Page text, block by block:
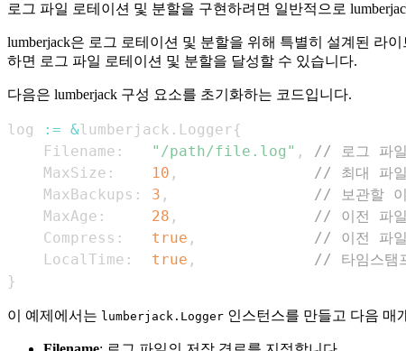
로그 파일 로테이션 및 분할을 구현하려면 일반적으로
lumberjack은 로그 로테이션 및 분할을 위해 특별히 설계된 라
하면 로그 파일 로테이션 및 분할을 달성할 수 있습니다.
다음은 lumberjack 구성 요소를 초기화하는 코드입니다.
log := &lumberjack . Logger{
    Filename
: "/path/file.log" ,
// 로그 파
    MaxSize
: 10 ,
// 최대 파
    MaxBackups
: 3 ,
// 보관할
    MaxAge
: 28 ,
// 이전 파일
    Compress
: true ,
// 이전 파일
    LocalTime
: true ,
// 타임스탬
}
이 예제에서는 lumberjack.Logger 인스턴스를 만들고 다음 매